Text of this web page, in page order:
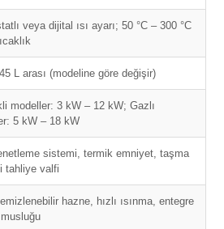
veya dijital ısı ayarı; 50 °C – 300 °C
L arası (modeline göre değişir)
modeller: 3 kW – 12 kW; Gazlı
5 kW – 18 kW
sistemi, termik emniyet, taşma
tahliye valfi
hazne, hızlı ısınma, entegre